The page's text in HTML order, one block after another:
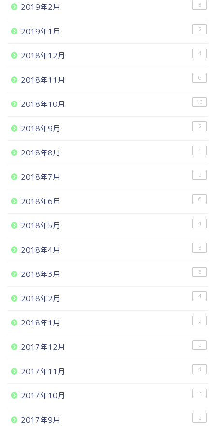
2019年2月 3
2019年1月 2
2018年12月 4
2018年11月 6
2018年10月 13
2018年9月 2
2018年8月 1
2018年7月 2
2018年6月 6
2018年5月 4
2018年4月 3
2018年3月 5
2018年2月 4
2018年1月 2
2017年12月 5
2017年11月 4
2017年10月 15
2017年9月 5